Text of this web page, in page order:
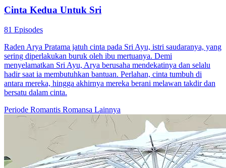
Keluarga Lardi di Kota Funa. Seiring berjalannya waktu, Tina
makin kecewa dengan ibunya. Di tengah kekecewaannya, Ferdy
Titan muncul dan langsung jatuh cinta pada Tina. Dia selalu
melindungi dan memanjakan Tina, serta memberikan kepercayaan
tanpa syarat. Akhirnya, Tina menemukan cinta sejatinya.
Cinta yang pahitRomansaRomansa Urban
Bos Kejam Mengejar Cinta
100 Episodes
Bos Kejam Mengejar Cinta
Cinta yang sulit didapat
RomansaPertumbuhan Wanita